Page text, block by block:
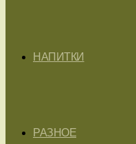
НАПИТКИ
РАЗНОЕ